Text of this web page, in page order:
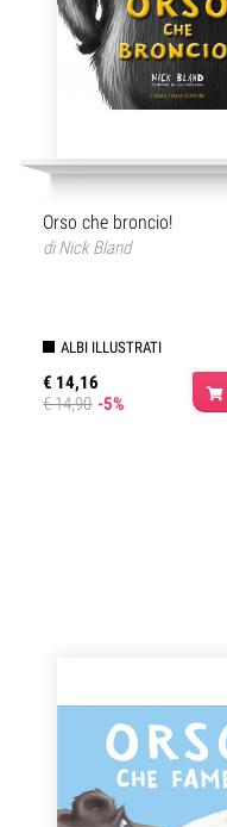
Orso che broncio!
diNick Bland
ALBI ILLUSTRATI
€ 14,16
€ 14,90 -5%